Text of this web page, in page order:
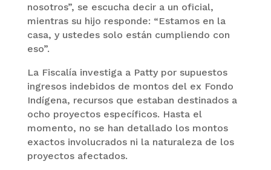
nosotros”, se escucha decir a un oficial,
mientras su hijo responde: “Estamos en la
casa, y ustedes solo están cumpliendo con
eso”.
La Fiscalía investiga a Patty por supuestos
ingresos indebidos de montos del ex Fondo
Indígena, recursos que estaban destinados a
ocho proyectos específicos. Hasta el
momento, no se han detallado los montos
exactos involucrados ni la naturaleza de los
proyectos afectados.